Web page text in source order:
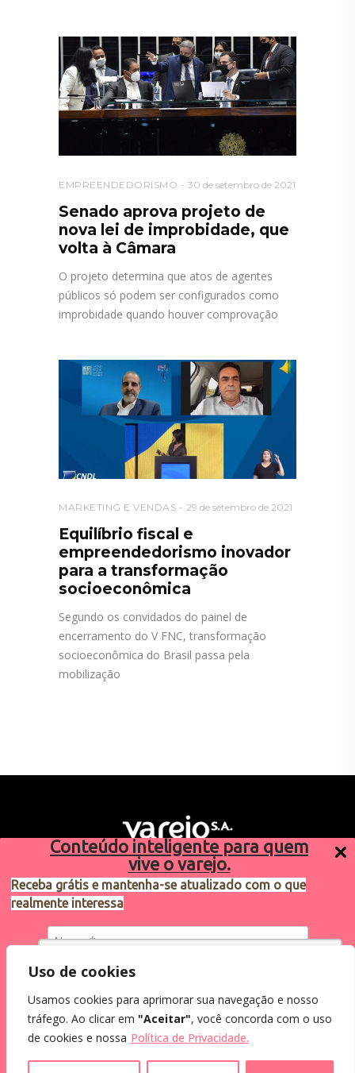
Conteúdo inteligente para quem
vive o varejo.
Receba grátis e mantenha-se atualizado com o que
realmente interessa
Eu concordo em receber comunicações.
Ao informar meus dados, eu concordo com a
Utilizamos cookies para oferecer melhor
como você interage em nosso site e
personalizar conteúdo.
Uso de cookies
Usamos cookies para aprimorar sua navegação e nosso
tráfego. Ao clicar em "Aceitar", você concorda com o uso
de cookies e nossa Política de Privacidade.
EMPREENDEDORISMO 30 de setembro de 2021
Senado aprova projeto de
nova lei de improbidade, que
volta à Câmara
O projeto determina que atos de agentes
públicos só podem ser configurados como
improbidade quando houver comprovação
MARKETING E VENDAS 29 de setembro de 2021
Equilíbrio fiscal e
empreendedorismo inovador
para a transformação
socioeconômica
Segundo os convidados do painel de
encerramento do V FNC, transformação
socioeconômica do Brasil passa pela
mobilização
Sugestões de pauta
varejosa@cndl.org.br
2024®. Todos os direitos reservados.